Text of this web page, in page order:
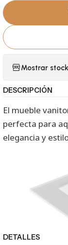
Mostrar
DESCRIPCIÓN
El mueble
perfecta para
elegancia y
DETALLES